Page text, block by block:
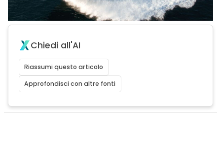
Chiedi all'AI
Riassumi questo articolo
Approfondisci con altre fonti